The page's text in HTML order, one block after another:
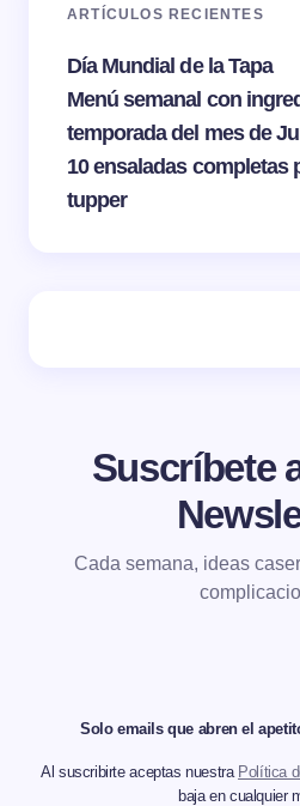
ARTÍCULOS RECIENTES
Día Mundial de la Tapa
Menú semanal con
temporada del mes de
10 ensaladas completas
tupper
Suscríbete
Cada semana, ideas
Solo emails que abren el
Al suscribirte aceptas nuestra Política
baja en cualquier